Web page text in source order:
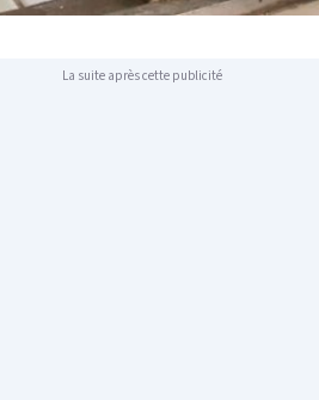
La suite après cette publicité